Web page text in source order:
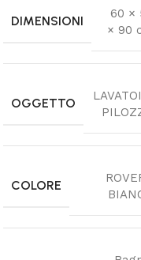
DIMENSIONI
60 ×
× 90
OGGETTO
COLORE